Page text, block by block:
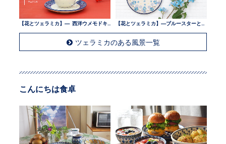
ツェラミカのある風景一覧
こんにちは食卓